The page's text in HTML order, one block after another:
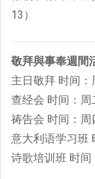
13）
敬拜與事奉週間
主日敬拜 时间
查经会 时间：
祷告会 时间：
意大利语学习班
诗歌培训班 时